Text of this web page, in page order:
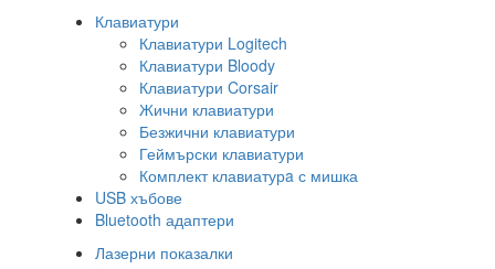
Клавиатури
Клавиатури Logitech
Клавиатури Bloody
Клавиатури Corsair
Жични клавиатури
Безжични клавиатури
Геймърски клавиатури
Комплект клавиатурa с мишка
USB хъбове
Bluetooth адаптери
Лазерни показалки